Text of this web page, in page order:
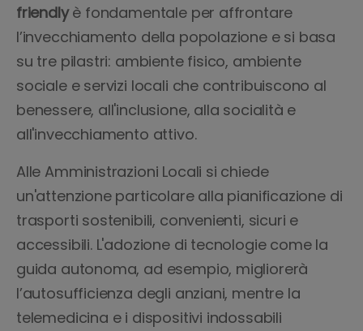
friendlyè fondamentale per affrontare
l’invecchiamento della popolazione e si basa
su tre pilastri: ambiente fisico, ambiente
sociale e servizi locali che contribuiscono al
benessere, all'inclusione, alla socialità e
all'invecchiamento attivo.
Alle Amministrazioni Locali si chiede
un'attenzione particolare alla pianificazione di
trasporti sostenibili, convenienti, sicuri e
accessibili. L'adozione di tecnologie come la
guida autonoma, ad esempio, migliorerà
l’autosufficienza degli anziani, mentre la
telemedicina e i dispositivi indossabili